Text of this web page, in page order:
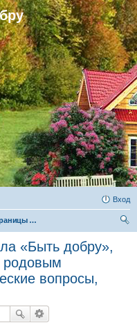
Вход
Образ эл. страницы портала «Быть добру», Информационной базы по родовым поместьям и газет. Технические вопросы, дизайн
«Быть добру»,
родовым
вопросы,